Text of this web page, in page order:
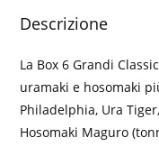
Descrizione
La Box 6 Grandi
uramaki e hosomaki
Philadelphia, Ura
Hosomaki Maguro